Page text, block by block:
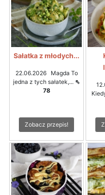
Sałatka z młodych...
22.06.2026 Magda To
jedna z tych sałatek,... ⇖
78
Zobacz przepis!